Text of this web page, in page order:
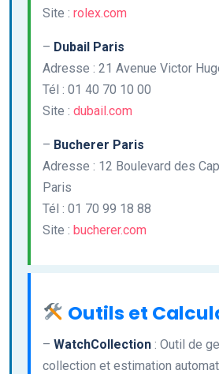
Site : rolex.com
– Dubail Paris
Adresse : 21 Avenue Victor
Tél : 01 40 70 10 00
Site : dubail.com
– Bucherer Paris
Adresse : 12 Boulevard des
Paris
Tél : 01 70 99 18 88
Site : bucherer.com
Outils et
– WatchCollection : Outil de
collection et estimation